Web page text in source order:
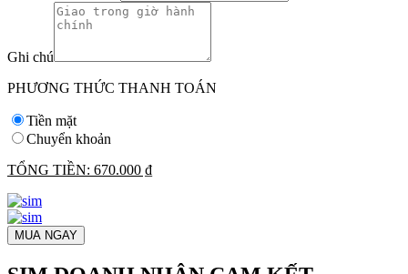
Ghi chú
PHƯƠNG THỨC THANH TOÁN
Tiền mặt
Chuyển khoản
TỔNG TIỀN: 670.000 ₫
MUA NGAY